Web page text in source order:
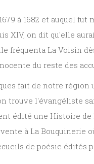
à 1682 et auquel
XIV, on dit qu'elle
fréquenta La Voisin
du reste des
fait de notre
trouve l'évangéliste
édité une Histoire de
à La Bouquinerie
de poésie édités